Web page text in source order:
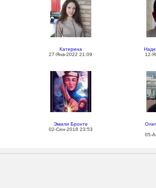
Катерина
27-Янв-2022 21:09
12-
Эмили Бронте
02-Сен-2018 23:53
05-